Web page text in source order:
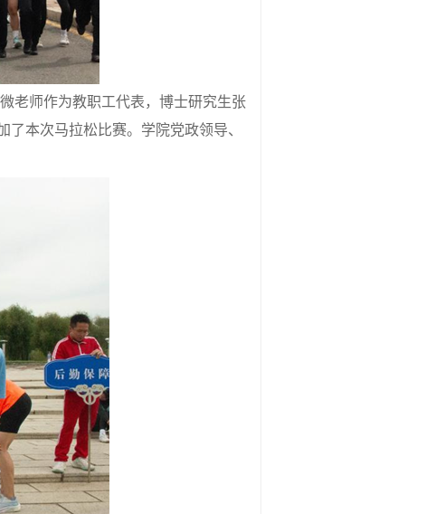
老师作为教职工代表，博士研究生张
本次马拉松比赛。学院党政领导、